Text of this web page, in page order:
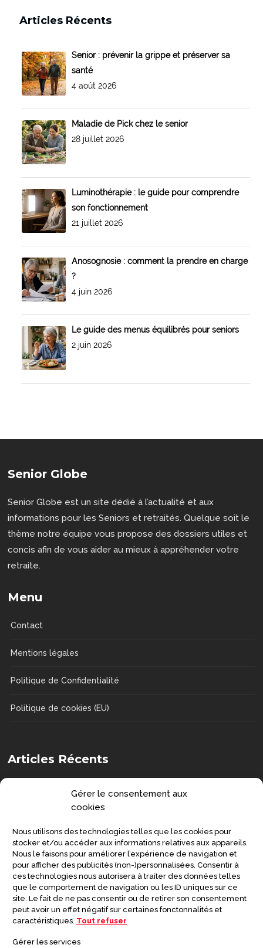
Gérer le consentement aux
cookies
Nous utilisons des technologies telles que les cookies pour
stocker et/ou accéder aux informations relatives aux appareils.
Nous le faisons pour améliorer l’expérience de navigation et
pour afficher des publicités (non-)personnalisées. Consentir à
ces technologies nous autorisera à traiter des données telles
que le comportement de navigation ou les ID uniques sur ce
site. Le fait de ne pas consentir ou de retirer son consentement
peut avoir un effet négatif sur certaines fonctonnalités et
caractéristiques. Tout refuser
Gérer les services
Articles Récents
Senior : prévenir la grippe et préserver sa
santé
4 août 2026
Maladie de Pick chez le senior
28 juillet 2026
Luminothérapie : le guide pour comprendre
son fonctionnement
21 juillet 2026
Anosognosie : comment la prendre en charge
?
4 juin 2026
Le guide des menus équilibrés pour seniors
2 juin 2026
Senior Globe
Senior Globe est un site dédié à l’actualité et aux
informations pour les Seniors et retraités. Quelque soit le
thème notre équipe vous propose des dossiers utiles et
concis afin de vous aider au mieux à appréhender votre
retraite.
Menu
Contact
Mentions légales
Politique de Confidentialité
Politique de cookies (EU)
Articles Récents
Senior : prévenir la grippe et préserver
sa santé
SANTÉ
Symptômes de la maladie de
Creutzfeldt-Jakob